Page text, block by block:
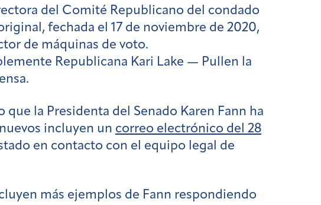
del Comité Republicano del condado
fechada el 17 de noviembre de 2020,
de máquinas de voto.
Republicana Kari Lake — Pullen la
la Presidenta del Senado Karen Fann ha
incluyen un correo electrónico del 28
en contacto con el equipo legal de
más ejemplos de Fann respondiendo